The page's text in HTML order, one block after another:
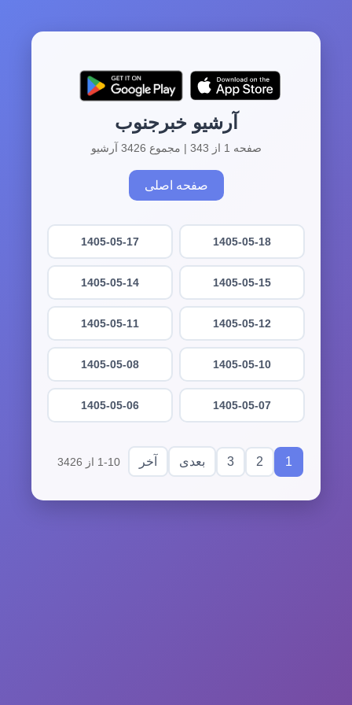
آرشیو خبرجنوب
صفحه 1 از 343 | مجموع 3426 آرشیو
صفحه اصلی
1405-05-18
1405-05-17
1405-05-15
1405-05-14
1405-05-12
1405-05-11
1405-05-10
1405-05-08
1405-05-07
1405-05-06
1
2
3 بعدی آخر 1-10 از 3426